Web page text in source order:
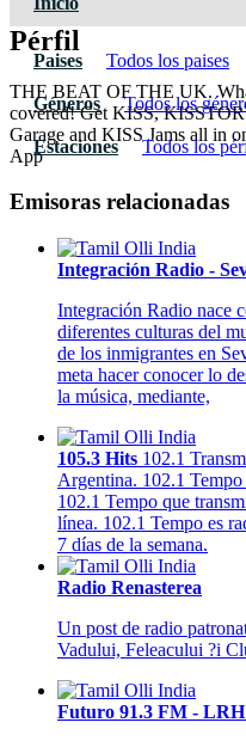
Paises Todos los paises
Géneros Todos los
Estaciones Todos los
Pérfil
THE BEAT OF THE UK.
covered! Get KISS,
Garage and KISS Jams all in
App
Emisoras relacionadas
Integración Radio -
Integración Radio nace
diferentes culturas del
de los inmigrantes en
meta hacer conocer lo
la música, mediante,
105.3 Hits 102.1
Argentina. 102.1
102.1 Tempo que
línea. 102.1 Tempo es
7 días de la semana.
Radio Renasterea
Un post de radio
Vadului, Feleacului ?i
Futuro 91.3 FM - LRH